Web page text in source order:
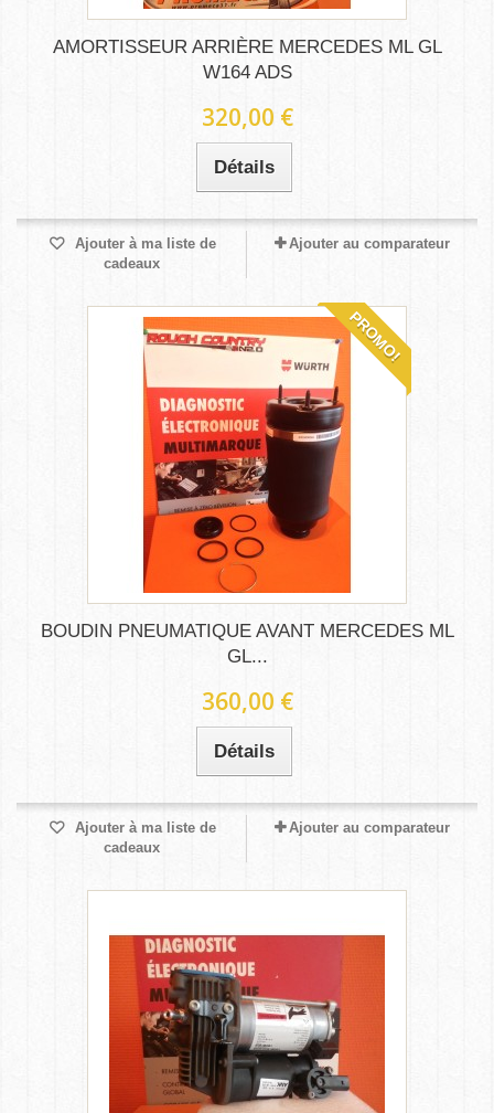
AMORTISSEUR ARRIÈRE MERCEDES ML GL
W164 ADS
320,00 €
Détails
Ajouter à ma liste de
cadeaux
Ajouter au comparateur
PROMO!
BOUDIN PNEUMATIQUE AVANT MERCEDES ML
GL...
360,00 €
Détails
Ajouter à ma liste de
cadeaux
Ajouter au comparateur